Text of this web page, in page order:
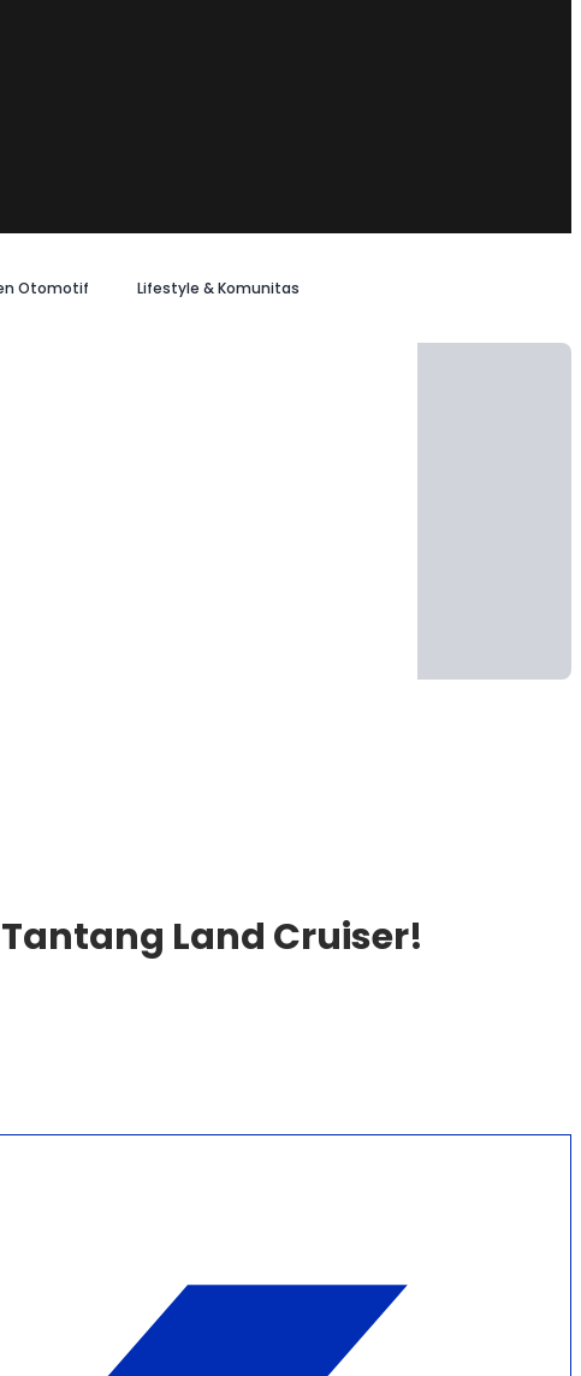
Otomotif Lifestyle & Komunitas
Tantang Land Cruiser!